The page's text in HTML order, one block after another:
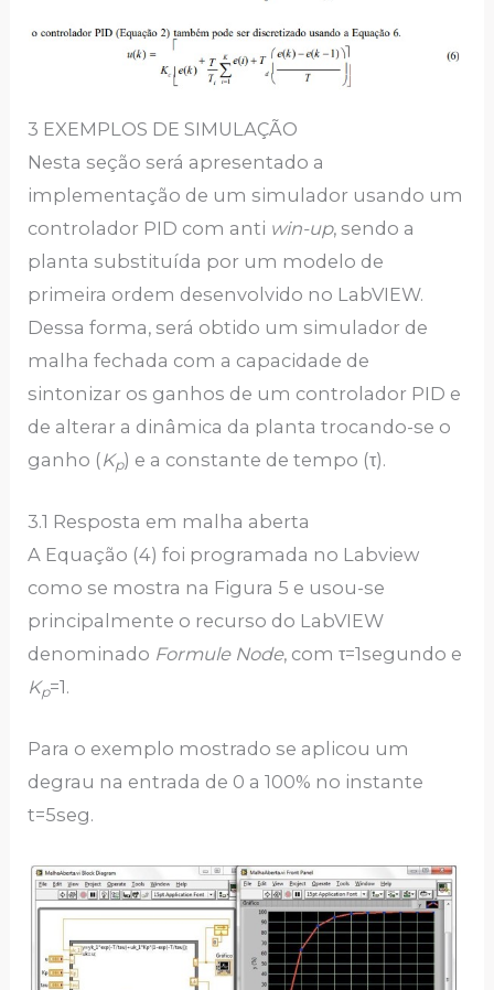
3 EXEMPLOS DE SIMULAÇÃO
Nesta seção será apresentado a
implementação de um simulador usando um
controlador PID com anti win-up, sendo a
planta substituída por um modelo de
primeira ordem desenvolvido no LabVIEW.
Dessa forma, será obtido um simulador de
malha fechada com a capacidade de
sintonizar os ganhos de um controlador PID e
de alterar a dinâmica da planta trocando-se o
ganho (Kp) e a constante de tempo (τ).
3.1 Resposta em malha aberta
A Equação (4) foi programada no Labview
como se mostra na Figura 5 e usou-se
principalmente o recurso do LabVIEW
denominado Formule Node, com τ=1segundo e
Kp=1.
Para o exemplo mostrado se aplicou um
degrau na entrada de 0 a 100% no instante
t=5seg.